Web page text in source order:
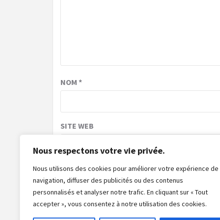
Nous respectons votre vie privée.
Nous utilisons des cookies pour améliorer votre expérience de
navigation, diffuser des publicités ou des contenus
personnalisés et analyser notre trafic. En cliquant sur « Tout
accepter », vous consentez à notre utilisation des cookies.
NOM *
SITE WEB